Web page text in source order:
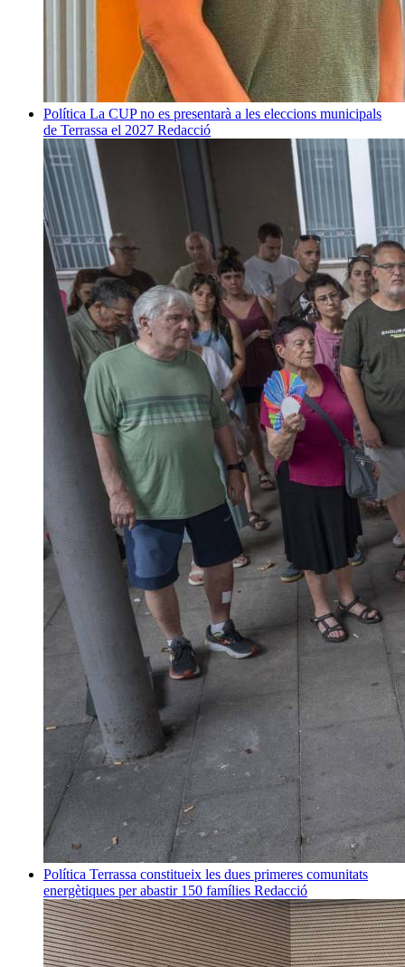
Política La CUP no es presentarà a les eleccions municipals
de Terrassa el 2027 Redacció
Política Terrassa constitueix les dues primeres comunitats
energètiques per abastir 150 famílies Redacció